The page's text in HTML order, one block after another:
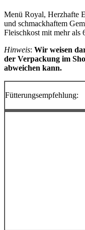
Menü Royal, Herzhafte
und schmackhaftem
Fleischkost mit mehr als
Hinweis: Wir weisen
der Verpackung im
abweichen kann.
Fütterungsempfehlung: